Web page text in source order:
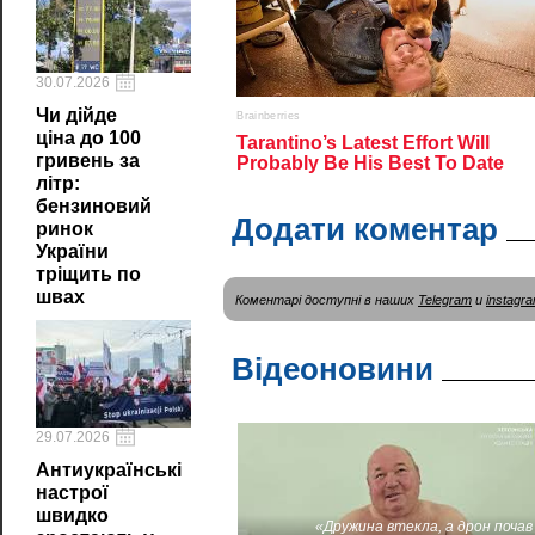
30.07.2026
Чи дійде
ціна до 100
гривень за
літр:
бензиновий
ринок
України
тріщить по
швах
29.07.2026
Антиукраїнські
настрої
швидко
Додати коментар
Коментарі доступні в наших Telegram и
Відеоновини
«Дружина втекла, а дрон почав